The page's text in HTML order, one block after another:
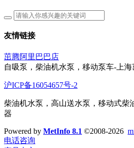
友情链接
茁腾阿里巴巴店
自吸泵，柴油机水泵，移动泵车-上
沪ICP备16054657号-2
柴油机水泵，高山送水泵，移动式柴
器
Powered by MetInfo 8.1 ©2008-2026
电话咨询